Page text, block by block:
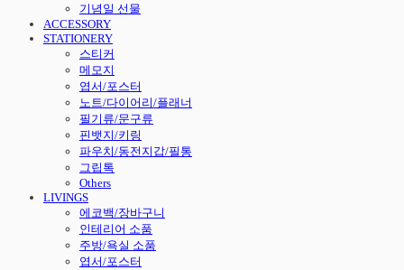
기념일 선물
ACCESSORY
STATIONERY
스티커
메모지
엽서/포스터
노트/다이어리/플래너
필기류/문구류
핀뱃지/키링
파우치/동전지갑/필통
그립톡
Others
LIVINGS
에코백/장바구니
인테리어 소품
주방/욕실 소품
엽서/포스터